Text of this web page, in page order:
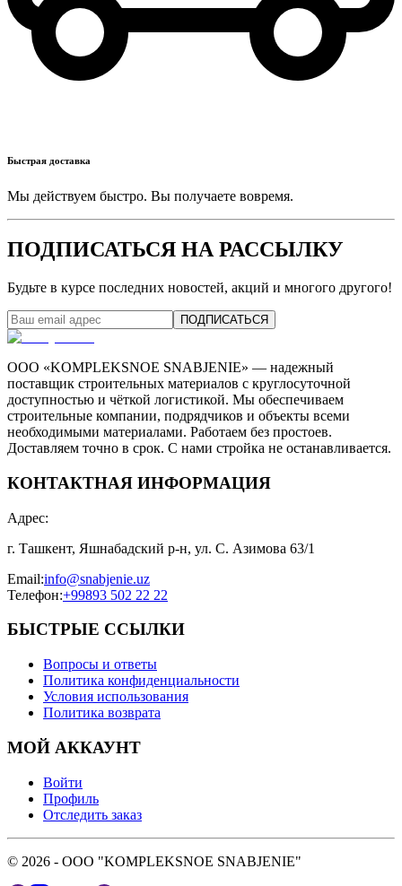
Быстрая доставка
Мы действуем быстро. Вы получаете вовремя.
ПОДПИСАТЬСЯ НА РАССЫЛКУ
Будьте в курсе последних новостей, акций и многого другого!
ПОДПИСАТЬСЯ
ООО «KOMPLEKSNOE SNABJENIE» — надежный
поставщик строительных материалов с круглосуточной
доступностью и чёткой логистикой. Мы обеспечиваем
строительные компании, подрядчиков и объекты всеми
необходимыми материалами. Работаем без простоев.
Доставляем точно в срок. С нами стройка не останавливается.
КОНТАКТНАЯ ИНФОРМАЦИЯ
Адрес:
г. Ташкент, Яшнабадский р-н, ул. С. Азимова 63/1
Email:info@snabjenie.uz
Телефон:+99893 502 22 22
БЫСТРЫЕ ССЫЛКИ
Вопросы и ответы
Политика конфиденциальности
Условия использования
Политика возврата
МОЙ АККАУНТ
Войти
Профиль
Отследить заказ
© 2026 - OOO "KOMPLEKSNOE SNABJENIE"